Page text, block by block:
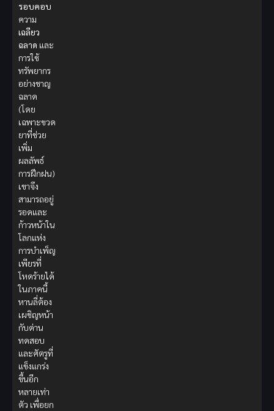
รอบคอบ
ความ
เฉลียว
ฉลาด และ
การใช้
ทรัพยากร
อย่างชาญ
ฉลาด
(โดย
เฉพาะขวด
ยาที่ช่วย
เพิ่ม
ผลลัพธ์
การฝึกฝน)
เขาจึง
สามารถอยู่
รอดและ
ก้าวหน้าใน
โลกแห่ง
การบำเพ็ญ
เพียรที่
โหดร้ายได้
ในภาคนี้
หานลี่ต้อง
เผชิญหน้า
กับด่าน
ทดสอบ
และศัตรูที่
แข็งแกร่ง
ขึ้นอีก
หลายเท่า
ตัว เพื่อยก